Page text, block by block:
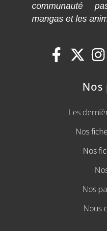
communauté
mangas et les
Nos
Les
Nos
Nos
Nos
Nous